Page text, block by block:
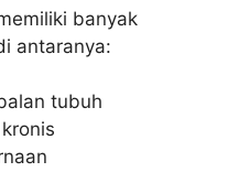
banyak
antaranya:
tubuh